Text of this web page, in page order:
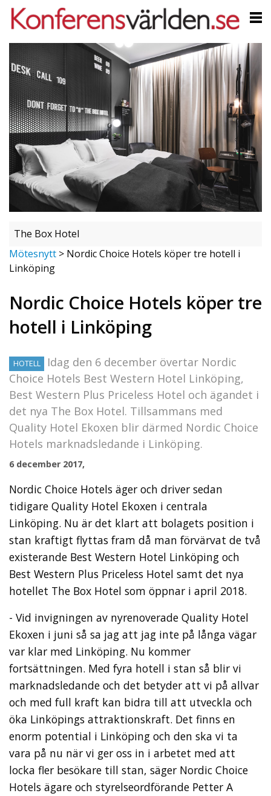
The Box Hotel
Mötesnytt > Nordic Choice Hotels köper tre hotell i
Linköping
Nordic Choice Hotels köper tre
hotell i Linköping
HOTELL
Idag den 6 december övertar Nordic
Choice Hotels Best Western Hotel Linköping,
Best Western Plus Priceless Hotel och ägandet i
det nya The Box Hotel. Tillsammans med
Quality Hotel Ekoxen blir därmed Nordic Choice
Hotels marknadsledande i Linköping.
6 december 2017,
Nordic Choice Hotels äger och driver sedan
tidigare Quality Hotel Ekoxen i centrala
Linköping. Nu är det klart att bolagets position i
stan kraftigt flyttas fram då man förvärvat de två
existerande Best Western Hotel Linköping och
Best Western Plus Priceless Hotel samt det nya
hotellet The Box Hotel som öppnar i april 2018.
- Vid invigningen av nyrenoverade Quality Hotel
Ekoxen i juni så sa jag att jag inte på långa vägar
var klar med Linköping. Nu kommer
fortsättningen. Med fyra hotell i stan så blir vi
marknadsledande och det betyder att vi på allvar
och med full kraft kan bidra till att utveckla och
öka Linköpings attraktionskraft. Det finns en
enorm potential i Linköping och den ska vi ta
vara på nu när vi ger oss in i arbetet med att
locka fler besökare till stan, säger Nordic Choice
Hotels ägare och styrelseordförande Petter A